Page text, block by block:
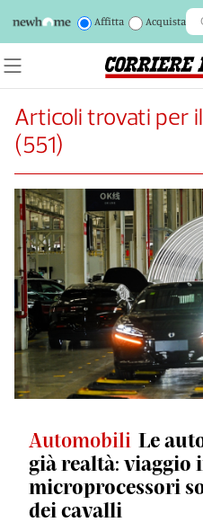
Affitta Acquista
Articoli trovati per
(551)
Automobili Le
già realtà: viaggio
microprocessori
dei cavalli